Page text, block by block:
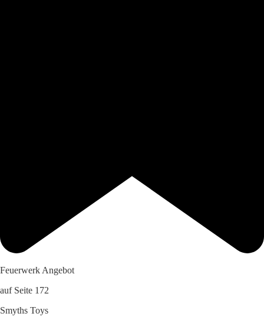
Feuerwerk Angebot
auf Seite 172
Smyths Toys